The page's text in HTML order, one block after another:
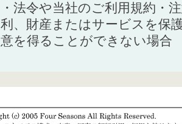
・法令や当社のご利用規約・
利、財産またはサービスを保
意を得ることができない場合